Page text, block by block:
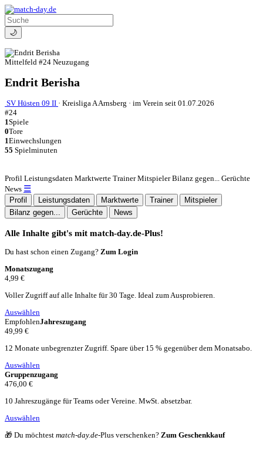
🌙
Mittelfeld #24 Neuzugang
Endrit Berisha
SV Hüsten 09 II · Kreisliga A Arnsberg · im Verein seit 01.07.2026
#24
1Spiele
0Tore
1Einwechslungen
55 Spielminuten
Profil Leistungsdaten Marktwerte Trainer Mitspieler Bilanz gegen... Gerüchte
News ☰
Profil Leistungsdaten Marktwerte Trainer
Mitspieler
Bilanz gegen...
Gerüchte News
Alle Inhalte gibt's mit match-day.de-Plus!
Du hast schon einen Zugang? Zum Login
Monatszugang
4,99 €
Voller Zugriff auf alle Inhalte für 30 Tage. Ideal zum Ausprobieren.
Auswählen
EmpfohlenJahreszugang
49,99 €
12 Monate unbegrenzter Zugriff. Spare über 15 % gegenüber dem Monatsabo.
Auswählen
Gruppenzugang
476,00 €
10 Jahreszugänge für Teams oder Vereine. MwSt. absetzbar.
Auswählen
🎁 Du möchtest match-day.de-Plus verschenken? Zum Geschenkkauf